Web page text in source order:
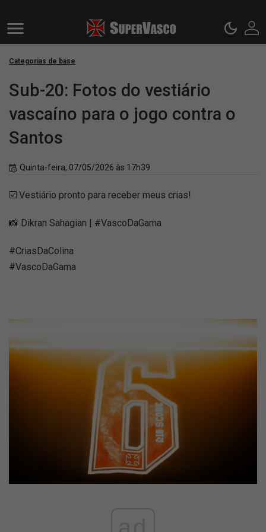
Categorias de base
Sub-20: Fotos do vestiário
vascaíno para o jogo contra o
Santos
Quinta-feira, 07/05/2026 às 17h39
☑️ Vestiário pronto para receber meus crias!
📸 Dikran Sahagian | #VascoDaGama
#CriasDaColina
#VascoDaGama